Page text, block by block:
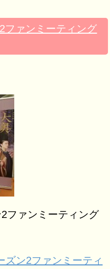
ファンミーティング
ファンミーティング
ズン2ファンミーティ